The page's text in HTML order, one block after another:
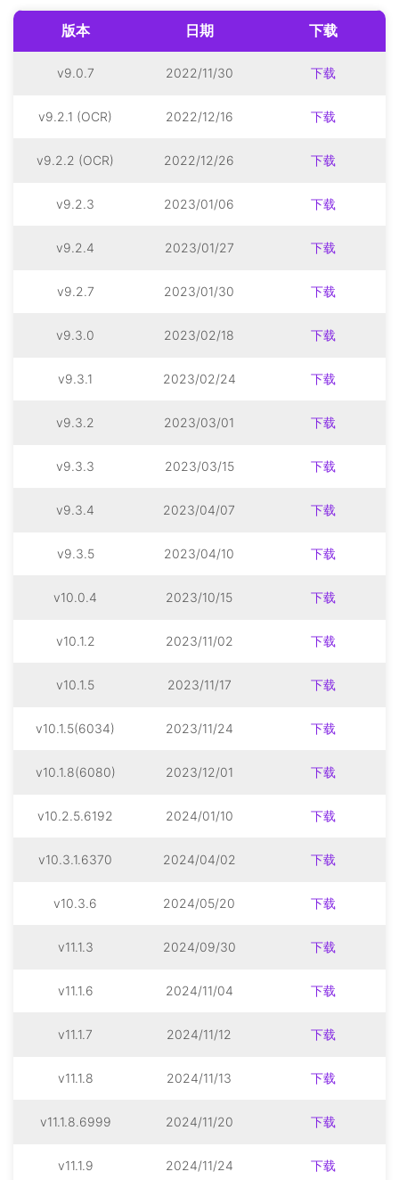
版本 日期 下载
v9.0.7 2022/11/30 下载
v9.2.1 (OCR) 2022/12/16 下载
v9.2.2 (OCR) 2022/12/26 下载
v9.2.3 2023/01/06 下载
v9.2.4 2023/01/27 下载
v9.2.7 2023/01/30 下载
v9.3.0 2023/02/18 下载
v9.3.1 2023/02/24 下载
v9.3.2 2023/03/01 下载
v9.3.3 2023/03/15 下载
v9.3.4 2023/04/07 下载
v9.3.5 2023/04/10 下载
v10.0.4 2023/10/15 下载
v10.1.2 2023/11/02 下载
v10.1.5 2023/11/17 下载
v10.1.5(6034) 2023/11/24 下载
v10.1.8(6080) 2023/12/01 下载
v10.2.5.6192 2024/01/10 下载
v10.3.1.6370 2024/04/02 下载
v10.3.6 2024/05/20 下载
v11.1.3 2024/09/30 下载
v11.1.6 2024/11/04 下载
v11.1.7 2024/11/12 下载
v11.1.8 2024/11/13 下载
v11.1.8.6999 2024/11/20 下载
v11.1.9 2024/11/24 下载